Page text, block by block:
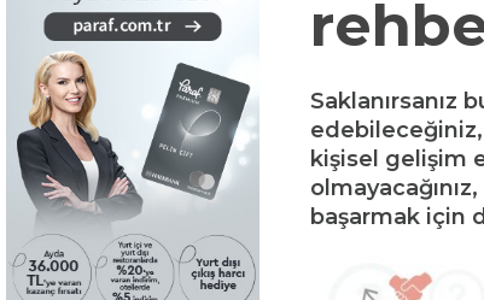
Saklanırsanız
edebileceğiniz,
kişisel gelişim
başarmak için